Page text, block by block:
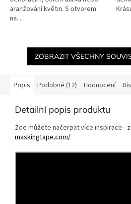
aranžování květin. S otvorem
na...
ZOBRAZIT VŠECHNY
Popis Podobné (12) Hodnocení
Detailní popis produktu
Zde můžete načerpat více inspirace -
maskingtape.com/